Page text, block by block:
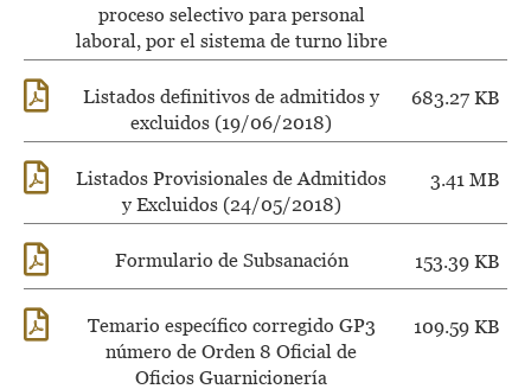
proceso selectivo para personal
laboral, por el sistema de turno libre
Listados definitivos de admitidos y
excluidos (19/06/2018)
683.27 KB
Listados Provisionales de Admitidos
y Excluidos (24/05/2018)
3.41 MB
Formulario de Subsanación 153.39 KB
Temario específico corregido GP3
número de Orden 8 Oficial de
Oficios Guarnicionería
109.59 KB